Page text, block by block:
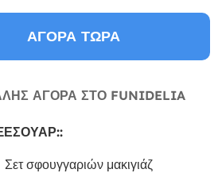
ΑΓΟΡΆ ΤΏΡΑ
ΑΓΟΡΆ ΣΤΟ FUNIDELIA
Σετ σφουγγαριών μακιγιάζ